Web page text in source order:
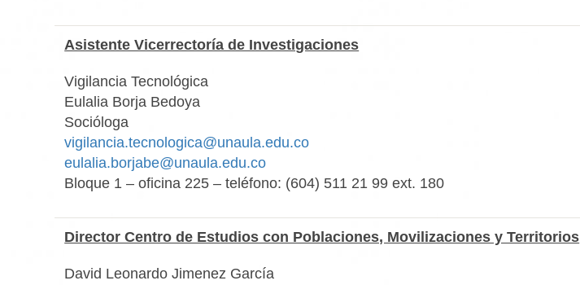
Asistente Vicerrectoría de Investigaciones
Vigilancia Tecnológica
Eulalia Borja Bedoya
Socióloga
vigilancia.tecnologica@unaula.edu.co
eulalia.borjabe@unaula.edu.co
Bloque 1 – oficina 225 – teléfono: (604) 511 21 99 ext. 180
Director Centro de Estudios con Poblaciones, Movilizaciones y Territorios
David Leonardo Jimenez García